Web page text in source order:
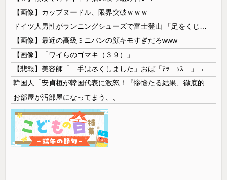
【画像】カップヌードル、限界突破ｗｗｗ
【画像】最近の高級ミニバンの顔キモすぎだろwww
【画像】「ワイらのゴマキ（３９）」
【悲報】美容師「…手は尽くしました」おば「ｱｯ…ｯｽ…」→
お部屋が汚部屋になってまう、、